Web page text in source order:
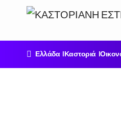
Ελλάδα Καστοριά